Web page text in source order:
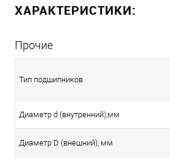
ХАРАКТЕРИСТИКИ:
Прочие
Тип подшипников
Диаметр d (внутренний),мм
Диаметр D (внешний), мм